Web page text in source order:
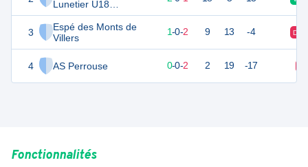
Lunetier U18
Féminines
3
Espé des Monts de
Villers
4 AS Perrouse
3 1-0-2 9 13 -4 D
0-0-2 2 19 -17
Fonctionnalités